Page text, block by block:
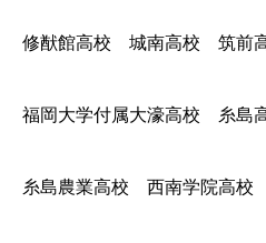
修猷館高校 城南高校 筑前
福岡大学付属大濠高校 糸
糸島農業高校 西南学院高校